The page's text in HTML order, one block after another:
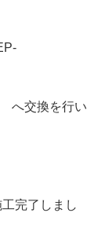
へ交換を行い
完了しまし